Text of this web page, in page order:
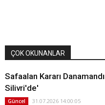
ÇOK OKUNANLAR
Safaalan Kararı
Silivri'de'
Güncel 31.07.2026 14:00:05